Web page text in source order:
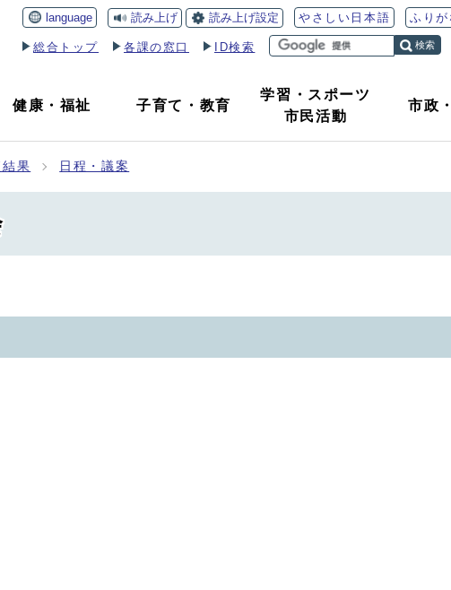
language 読み上げ 読み上げ設定 やさしい日本語 ふり
総合トップ 各課の窓口 ID検索 検索
健康 ・福祉 子育て ・ 教育
学習・スポーツ
市民活動
市政
果 日程・議案